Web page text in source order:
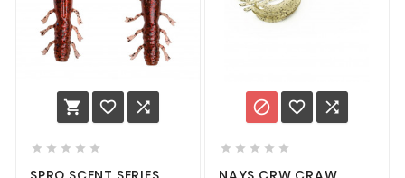
  
    
  
    